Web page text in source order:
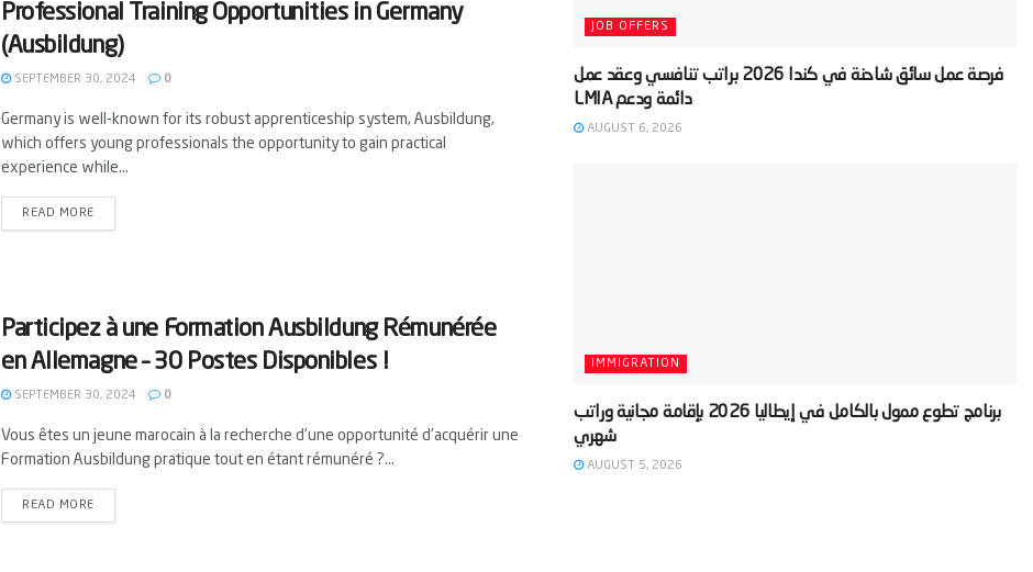
Professional Training Opportunities in Germany
(Ausbildung)
SEPTEMBER 30, 2024 0
Germany is well-known for its robust apprenticeship system, Ausbildung,
which offers young professionals the opportunity to gain practical
experience while...
READ MORE
Participez à une Formation Ausbildung Rémunérée
en Allemagne – 30 Postes Disponibles !
SEPTEMBER 30, 2024 0
Vous êtes un jeune marocain à la recherche d'une opportunité d'acquérir une
Formation Ausbildung pratique tout en étant rémunéré ?...
READ MORE
JOB OFFERS
‫فرصة عمل سائق شاحنة في كندا 2026 براتب تنافسي وعقد عمل
دائمة ودعم LMIA‬
AUGUST 6, 2026
IMMIGRATION
‫برنامج تطوع ممول بالكامل في إيطاليا 2026 بإقامة مجانية وراتب
شهري‬
AUGUST 5, 2026